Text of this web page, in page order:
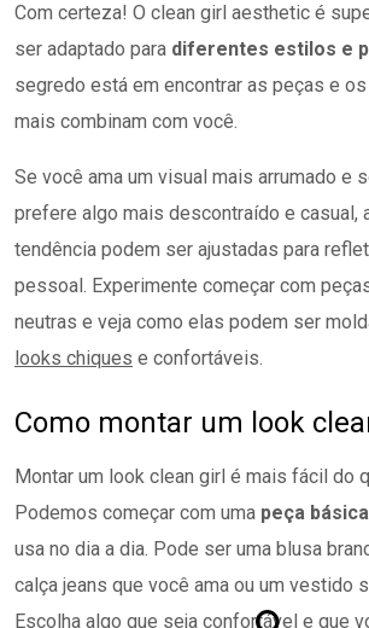
Com certeza! O clean girl aesthetic é
ser adaptado para diferentes estilos e
segredo está em encontrar as peças e
mais combinam com você.
Se você ama um visual mais arrumado e
prefere algo mais descontraído e casual,
tendência podem ser ajustadas para
pessoal. Experimente começar com
neutras e veja como elas podem ser
looks chiques e confortáveis.
Como montar um look
Montar um look clean girl é mais fácil do
Podemos começar com uma peça básica
usa no dia a dia. Pode ser uma blusa
calça jeans que você ama ou um vestido
Escolha algo que seja confortável e que